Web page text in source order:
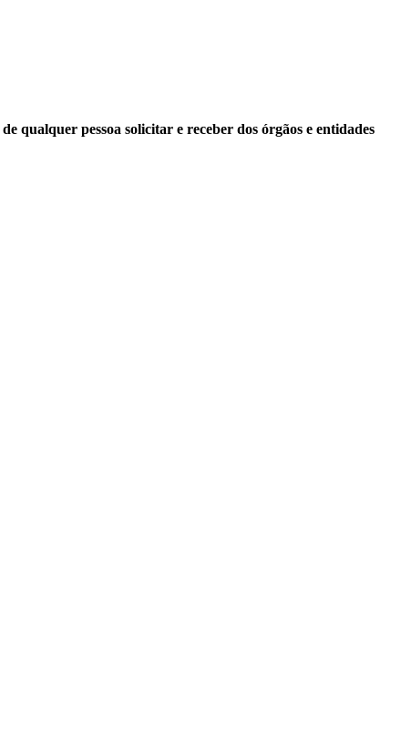
qualquer pessoa solicitar e receber dos órgãos e entidades